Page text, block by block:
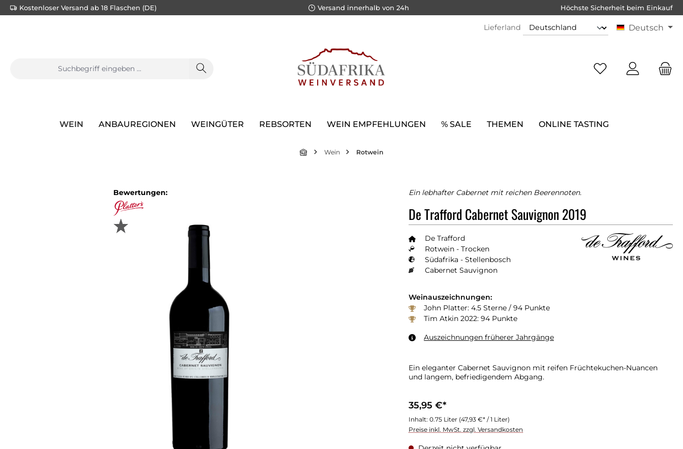
springen Zur Hauptnavigation springen
Kostenloser Versand ab 18 Flaschen (DE) Versand innerhalb von 24h Höchste Sicherheit beim Einkauf
Lieferland Deutsch
WEIN ANBAUREGIONEN WEINGÜTER REBSORTEN WEIN EMPFEHLUNGEN % SALE THEMEN ONLINE TASTING
Wein Rotwein
Bewertungen: Ein lebhafter Cabernet mit reichen Beerennoten.
De Trafford Cabernet Sauvignon 2019
De Trafford
Rotwein - Trocken
Südafrika - Stellenbosch
Cabernet Sauvignon
Weinauszeichnungen:
John Platter: 4.5 Sterne / 94 Punkte
Tim Atkin 2022: 94 Punkte
Auszeichnungen früherer Jahrgänge
Ein eleganter Cabernet Sauvignon mit reifen Früchtekuchen-Nuancen
und langem, befriedigendem Abgang.
35,95 €*
Inhalt: 0.75 Liter (47,93 €* / 1 Liter)
Preise inkl. MwSt. zzgl. Versandkosten